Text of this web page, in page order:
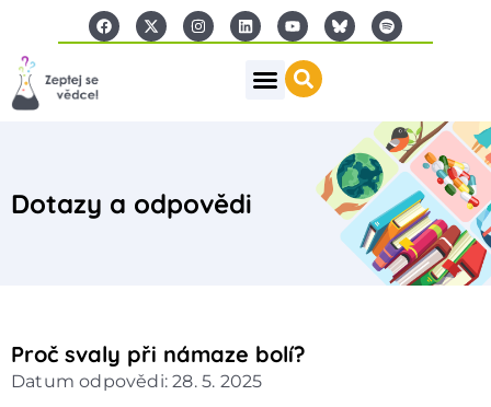
Dotazy a odpovědi
Proč svaly při námaze bolí?
Datum odpovědi: 28. 5. 2025